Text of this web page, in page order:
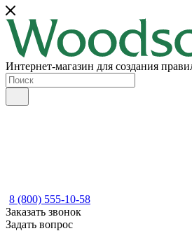
Интернет-магазин для создания
8 (800) 555-10-58
Заказать звонок
Задать вопрос